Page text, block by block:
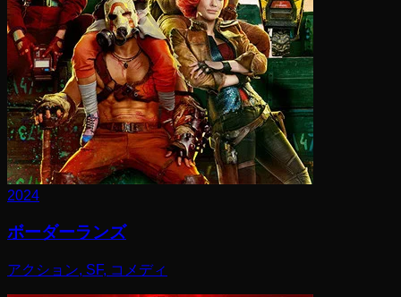
2024
ボーダーランズ
アクション, SF, コメディ